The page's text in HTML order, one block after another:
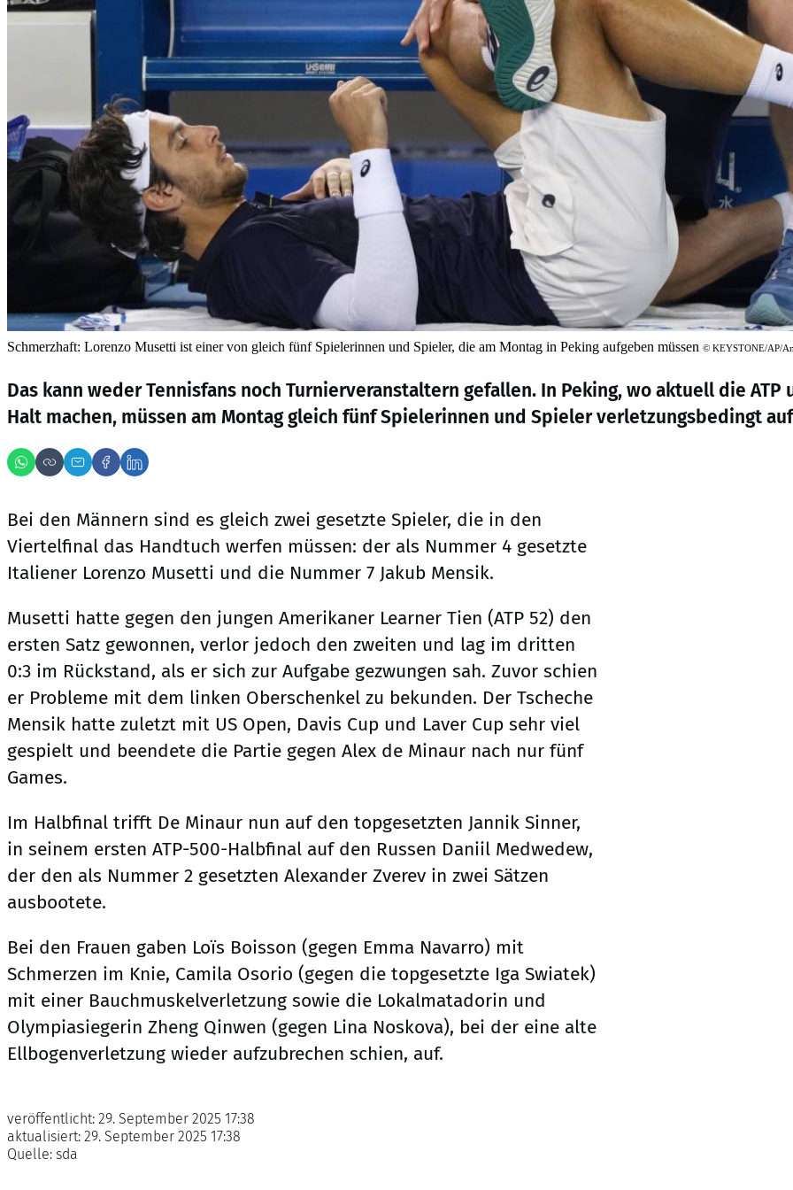
Schmerzhaft: Lorenzo Musetti ist einer von gleich fünf Spielerinnen und Spieler, die am Montag in Peking aufgeben müssen © KEYSTONE/AP/
Das kann weder Tennisfans noch Turnierveranstaltern gefallen. In Peking, wo aktuell die ATP
Halt machen, müssen am Montag gleich fünf Spielerinnen und Spieler verletzungsbedingt
Bei den Männern sind es gleich zwei gesetzte Spieler, die in den
Viertelfinal das Handtuch werfen müssen: der als Nummer 4 gesetzte
Italiener Lorenzo Musetti und die Nummer 7 Jakub Mensik.
Musetti hatte gegen den jungen Amerikaner Learner Tien (ATP 52) den
ersten Satz gewonnen, verlor jedoch den zweiten und lag im dritten
0:3 im Rückstand, als er sich zur Aufgabe gezwungen sah. Zuvor schien
er Probleme mit dem linken Oberschenkel zu bekunden. Der Tscheche
Mensik hatte zuletzt mit US Open, Davis Cup und Laver Cup sehr viel
gespielt und beendete die Partie gegen Alex de Minaur nach nur fünf
Games.
Im Halbfinal trifft De Minaur nun auf den topgesetzten Jannik Sinner,
in seinem ersten ATP-500-Halbfinal auf den Russen Daniil Medwedew,
der den als Nummer 2 gesetzten Alexander Zverev in zwei Sätzen
ausbootete.
Bei den Frauen gaben Loïs Boisson (gegen Emma Navarro) mit
Schmerzen im Knie, Camila Osorio (gegen die topgesetzte Iga Swiatek)
mit einer Bauchmuskelverletzung sowie die Lokalmatadorin und
Olympiasiegerin Zheng Qinwen (gegen Lina Noskova), bei der eine alte
Ellbogenverletzung wieder aufzubrechen schien, auf.
Quelle: sda
veröffentlicht: 29. September 2025 17:38
aktualisiert: 29. September 2025 17:38